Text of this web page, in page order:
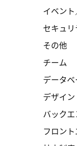
イベン
セキュ
その他
チーム
データ
デザイン
バック
フロン